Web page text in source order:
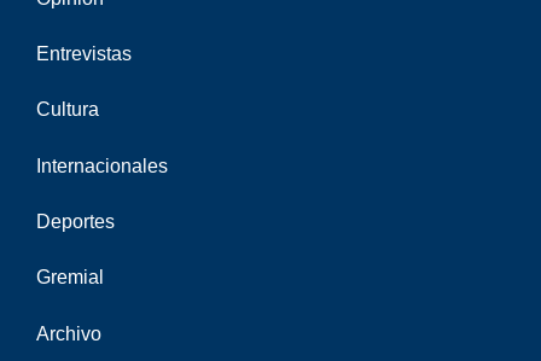
Entrevistas
Cultura
Internacionales
Deportes
Gremial
Archivo